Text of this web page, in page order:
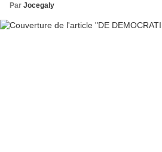
Par Jocegaly